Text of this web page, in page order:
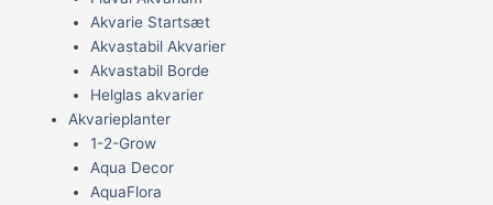
Akvarie Startsæt
Akvastabil Akvarier
Akvastabil Borde
Helglas akvarier
Akvarieplanter
1-2-Grow
Aqua Decor
AquaFlora